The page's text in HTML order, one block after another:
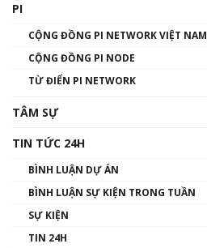
PI
CỘNG ĐỒNG PI NETWORK VIỆT NAM
CỘNG ĐỒNG PI NODE
TỪ ĐIỂN PI NETWORK
TÂM SỰ
TIN TỨC 24H
BÌNH LUẬN DỰ ÁN
BÌNH LUẬN SỰ KIỆN TRONG TUẦN
SỰ KIỆN
TIN 24H